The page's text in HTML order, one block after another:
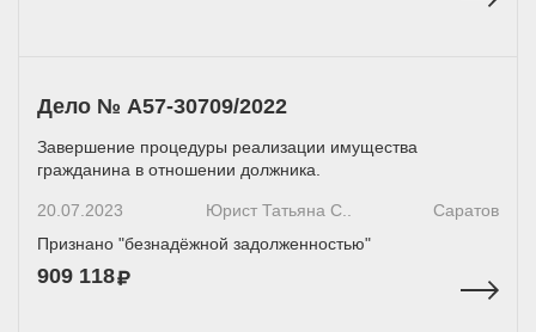
Дело № А57-30709/2022
Завершение процедуры реализации имущества
гражданина в отношении должника.
20.07.2023 Юрист Татьяна С..
Саратов
Признано "безнадёжной задолженностью"
909 118